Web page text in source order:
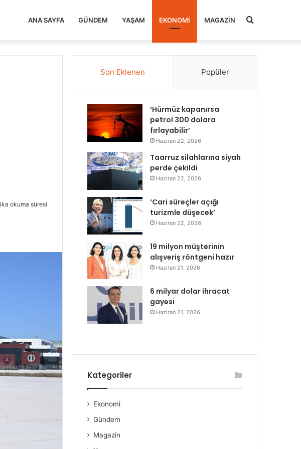
ANA SAYFA GÜNDEM YAŞAM EKONOMI MAGAZIN Arama
okuma süresi
Son Eklenen Popüler
‘Hürmüz kapanırsa
petrol 300 dolara
fırlayabilir’
Haziran 22, 2026
Taarruz silahlarına siyah
perde çekildi
Haziran 22, 2026
‘Cari süreçler açığı
turizmle düşecek’
Haziran 22, 2026
19 milyon müşterinin
alışveriş röntgeni hazır
Haziran 21, 2026
6 milyar dolar ihracat
gayesi
Haziran 21, 2026
Kategoriler
Ekonomi
Gündem
Magazin